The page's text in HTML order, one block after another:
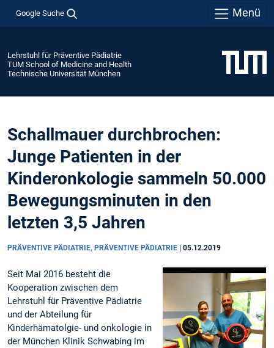
Google Suche Menü
Lehrstuhl für Präventive Pädiatrie
TUM School of Medicine and Health
Technische Universität München
Schallmauer durchbrochen:
Junge Patienten in der
Kinderonkologie sammeln 50.000
Bewegungsminuten in den
letzten 3,5 Jahren
PRÄVENTIVE PÄDIATRIE, PRÄVENTIVE PÄDIATRIE 05.12.2019
Seit Mai 2016 besteht die
Kooperation zwischen dem
Lehrstuhl für Präventive Pädiatrie
und der Abteilung für
Kinderhämatolgie- und onkologie in
der München Klinik Schwabing im